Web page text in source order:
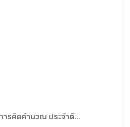
การคิดคำนวณ ประจำตั...